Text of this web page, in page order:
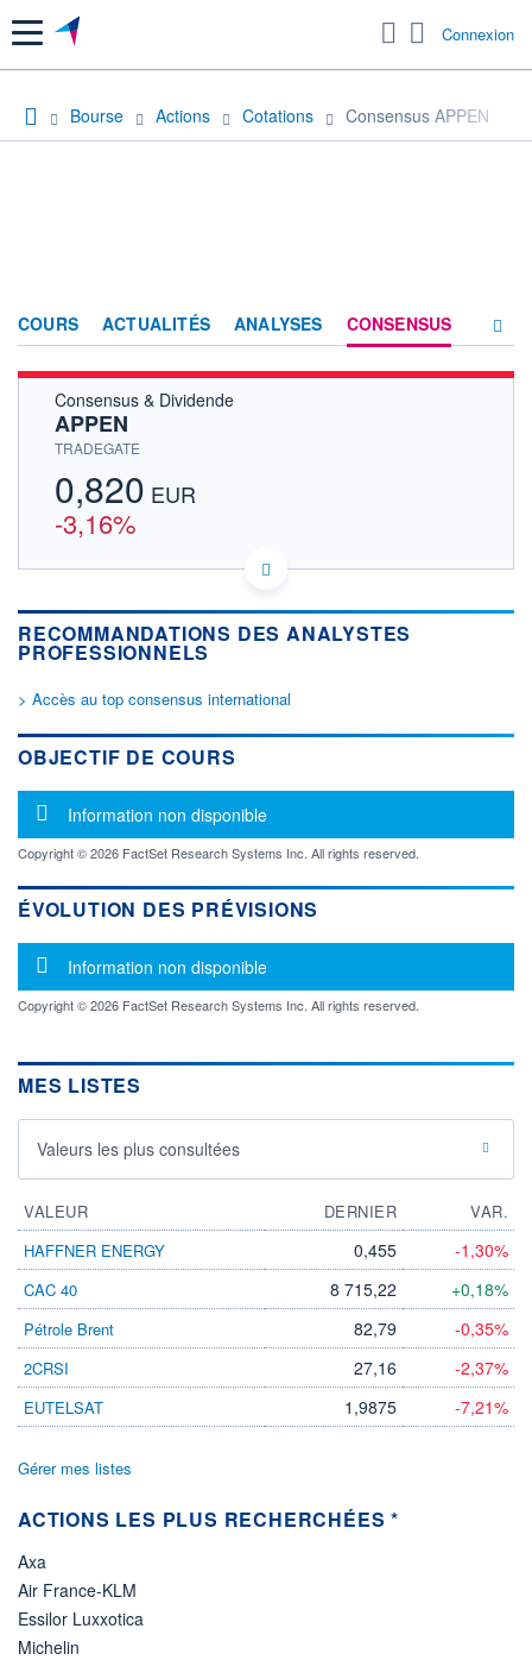
Menu Connexion
Bourse Actions Cotations Consensus APPEN
COURS ACTUALITÉS ANALYSES CONSENSUS
Consensus & Dividende
APPEN
TRADEGATE
0,820 EUR
-3,16%
AU000000APX3 433
Politique d'exécution
Cotation sur les autres places
0,827 0,847
+ HAUT
0,827
+ BAS
0,820
VOLUME
10 195 0,00%
LIMITE À LA
BAISSE
0,000 0,000
RENDEMENT
- -
DERNIER
0,00 EUR
DATE
DIVIDENDE
-
PROCHAIN
DIVIDENDE
Non éligible
Boursobank
RECOMMANDATIONS DES ANALYSTES
PROFESSIONNELS
> Accès au top consensus international
OBJECTIF DE COURS
Message d'information
Information non disponible
Copyright © 2026 FactSet Research Systems Inc. All rights reserved.
ÉVOLUTION DES PRÉVISIONS
Message d'information
Information non disponible
Copyright © 2026 FactSet Research Systems Inc. All rights reserved.
MES LISTES
Valeurs les plus consultées
VALEUR DERNIER
VAR.
HAFFNER ENERGY
0,455 -1,30%
CAC 40 8 715,22 +0,18%
Pétrole Brent 82,79 -0,35%
2CRSI 27,16 -2,37%
EUTELSAT 1,9875 -7,21%
Gérer mes listes
ACTIONS LES PLUS RECHERCHÉES *
Axa
Air France-KLM
Essilor Luxxotica
Michelin